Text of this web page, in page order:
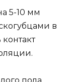
5-10 мм
в